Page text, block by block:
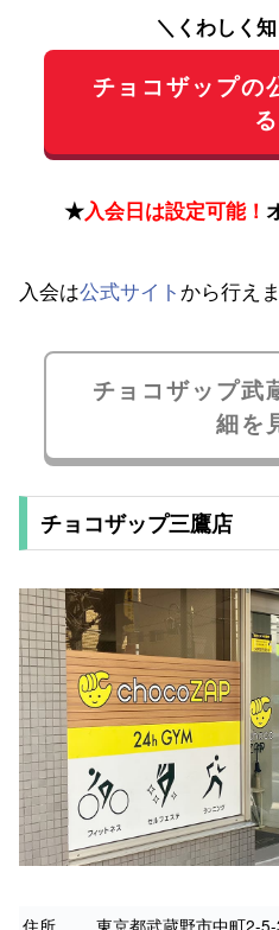
＼くわしく
チョコザップの
る
★入会日は設定可能！
入会は公式サイト から行えま
チョコザップ武
細を
チョコザップ三鷹店
住所
東京都武蔵野市中町2-